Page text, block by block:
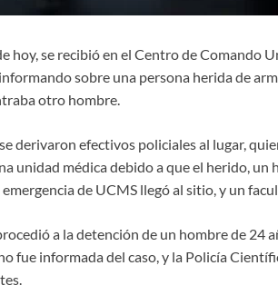
hoy, se recibió en el Centro de
sobre una persona herida de
otro hombre.
derivaron efectivos policiales al lugar,
unidad médica debido a que el herido,
de UCMS llegó al sitio, y un
a la detención de un hombre de 24
fue informada del caso, y la Policía